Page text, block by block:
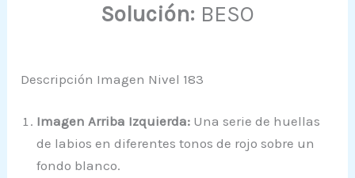
Solución: BESO
Descripción Imagen Nivel 183
Imagen Arriba Izquierda: Una serie de huellas
de labios en diferentes tonos de rojo sobre un
fondo blanco.